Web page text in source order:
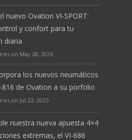
nuevo Ovation VI-SPORT:
y confort para tu
diaria
on May 28, 2026
los nuevos neumáticos
816 de Ovation a su porfolio
on Jul 22, 2025
nuestra nueva apuesta 4×4
extremas, el VI-686